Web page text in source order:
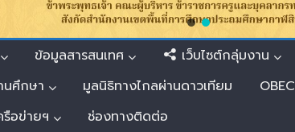
ข้อมูลสารสนเทศ เว็บไซต์กลุ่มงาน
นศึกษา มูลนิธิทางไกลผ่านดาวเทียม
รือข่ายฯ
ช่องทางติดต่อ